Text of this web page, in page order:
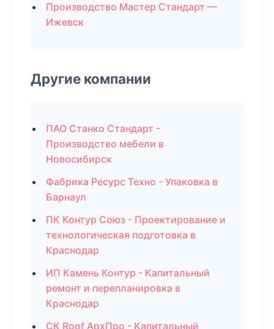
Производство Мастер Стандарт —
Ижевск
Другие компании
ПАО Станко Стандарт -
Производство мебели в
Новосибирск
Фабрика Ресурс Техно - Упаковка в
Барнаул
ПК Контур Союз - Проектирование и
технологическая подготовка в
Краснодар
ИП Камень Контур - Капитальный
ремонт и перепланировка в
Краснодар
СК Roof АрхПро - Капитальный